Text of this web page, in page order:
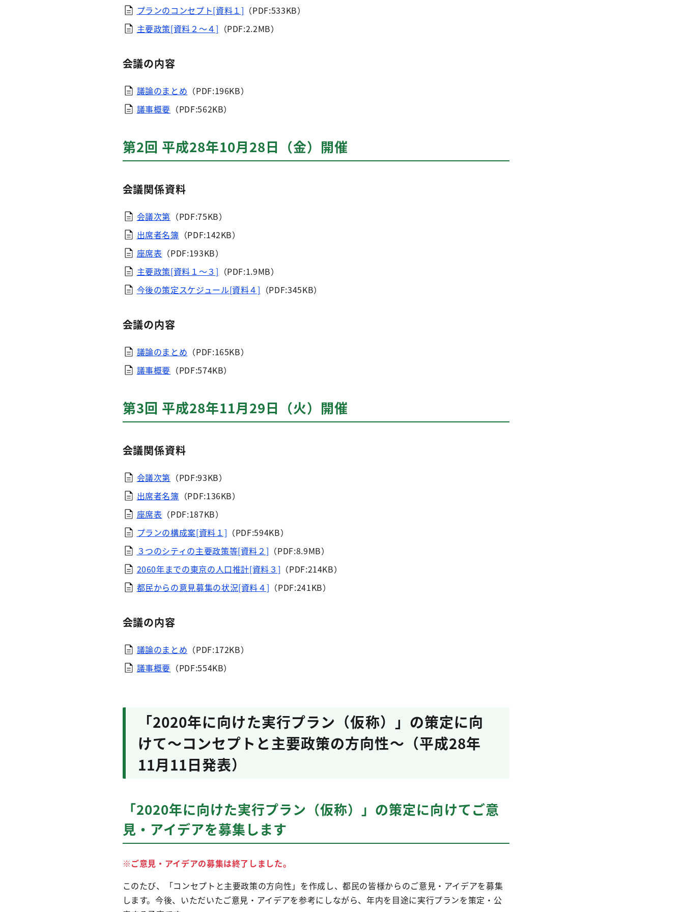
プランのコンセプト[資料１] （PDF:533KB）
主要政策[資料２～４] （PDF:2.2MB）
会議の内容
議論のまとめ （PDF:196KB）
議事概要 （PDF:562KB）
第2回 平成28年10月28日（金）開催
会議関係資料
会議次第 （PDF:75KB）
出席者名簿 （PDF:142KB）
座席表 （PDF:193KB）
主要政策[資料１～３] （PDF:1.9MB）
今後の策定スケジュール[資料４] （PDF:345KB）
会議の内容
議論のまとめ （PDF:165KB）
議事概要 （PDF:574KB）
第3回 平成28年11月29日（火）開催
会議関係資料
会議次第 （PDF:93KB）
出席者名簿 （PDF:136KB）
座席表 （PDF:187KB）
プランの構成案[資料１] （PDF:594KB）
３つのシティの主要政策等[資料２] （PDF:8.9MB）
2060年までの東京の人口推計[資料３] （PDF:214KB）
都民からの意見募集の状況[資料４] （PDF:241KB）
会議の内容
議論のまとめ （PDF:172KB）
議事概要 （PDF:554KB）
「2020年に向けた実行プラン（仮称）」の策定に向
けて～コンセプトと主要政策の方向性～（平成28年
11月11日発表）
「2020年に向けた実行プラン（仮称）」の策定に向けてご意
見・アイデアを募集します
※ご意見・アイデアの募集は終了しました。
このたび、「コンセプトと主要政策の方向性」を作成し、都民の皆様からのご意見・アイデアを募集
します。今後、いただいたご意見・アイデアを参考にしながら、年内を目途に実行プランを策定・公